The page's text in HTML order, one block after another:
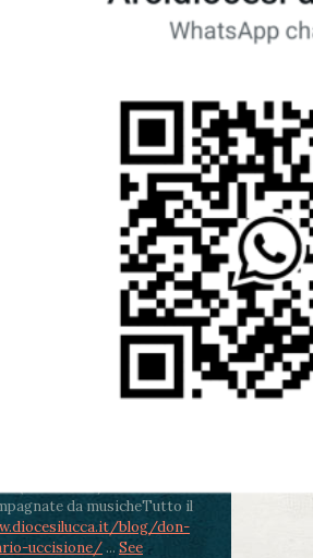
ore 11:30 - Lucca, Scuola
Mei - Viale Castruccio
murales in
Mei curato dal Liceo
ore 18 - Fiano
- Messa in
Mei celebrata da mons.
di Lucca
ore 20.30 -
Michele al Cippo di don
della Memoria in alcuni
città. Ritrovo alle ore
con conclusione al
(Porta Elisa). Durante le
da musicheTutto il
blog/don-
uccisione/ ... See